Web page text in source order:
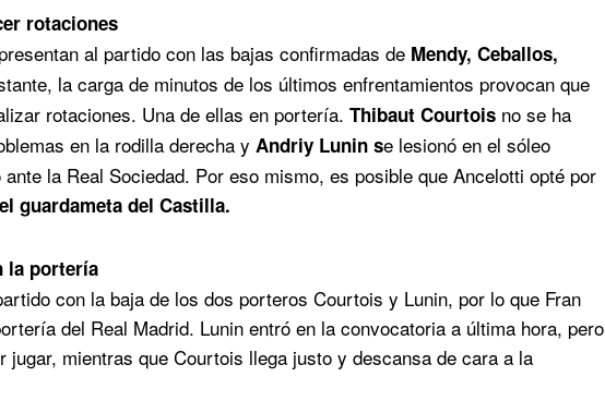
rotaciones
al partido con las bajas confirmadas de Mendy, Ceballos,
la carga de minutos de los últimos enfrentamientos provocan que
rotaciones. Una de ellas en portería. Thibaut Courtois no se ha
en la rodilla derecha y Andriy Lunin se lesionó en el sóleo
la Real Sociedad. Por eso mismo, es posible que Ancelotti opté por
guardameta del Castilla.
la portería
con la baja de los dos porteros Courtois y Lunin, por lo que Fran
del Real Madrid. Lunin entró en la convocatoria a última hora, pero
jugar, mientras que Courtois llega justo y descansa de cara a la